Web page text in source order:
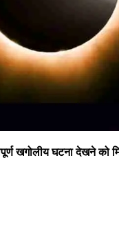
खगोलीय घटना देखने को